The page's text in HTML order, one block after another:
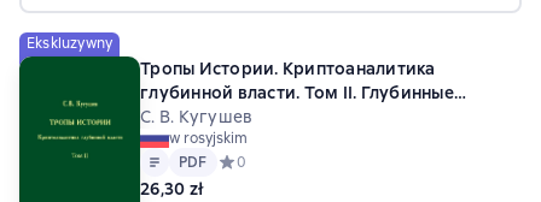
Ekskluzywny
Тропы Истории. Криптоаналитика
глубинной власти. Том II. Глубинные
течения
С. В. Кугушев
w rosyjskim
Tekst
PDF
PDF Средний рейтинг 0 на основе 0 оценок
0
26,30 zł